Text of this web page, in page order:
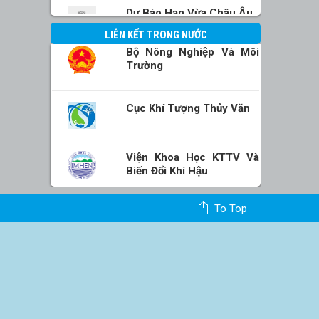
chiều và tối có mưa rào và dông rải rác, cục
bộ có nơi mưa to. Gió tây nam cấp 2-3.
Trong mưa dông có khả năng xảy ra lốc, sét
và gió giật mạnh.
Nhiệt độ thấp nhất : 24-27 độ.
Nhiệt độ cao nhất : 31-34 độ.
chiều và tối có mưa rào và dông rải rác. Gió
tây nam cấp 2-3. Trong mưa dông có khả
năng xảy ra lốc, sét và gió giật mạnh.
TP. Hồ Chí Minh
Dự Báo Hạn Vừa Châu Âu
LIÊN KẾT TRONG NƯỚC
Bộ Nông Nghiệp Và Môi
Trường
Cục Khí Tượng Thủy Văn
Viện Khoa Học KTTV Và
Biến Đổi Khí Hậu
To Top